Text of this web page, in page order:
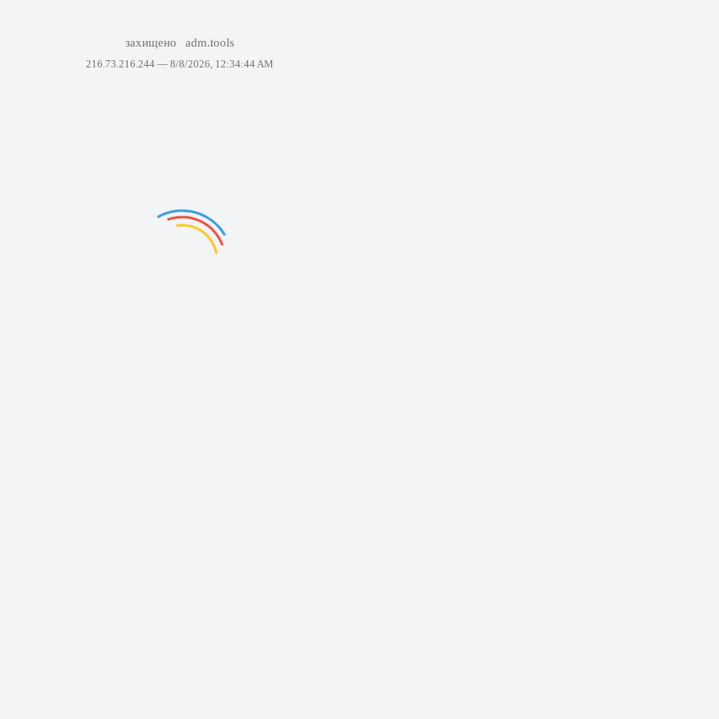
захищено adm.tools
216.73.216.244 — 8/8/2026, 12:34:44 AM